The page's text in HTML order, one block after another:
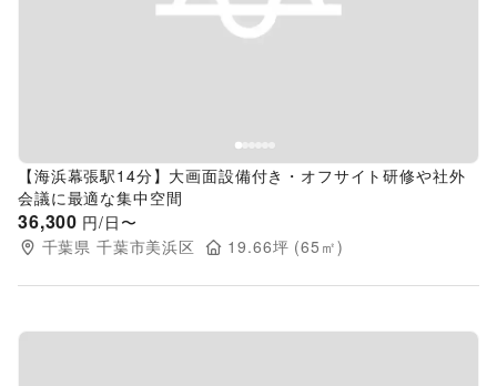
Previous slide
【海浜幕張駅14分】大画面設備付き・オフサイト研修や社外
会議に最適な集中空間
36,300 円/日〜
千葉県 千葉市美浜区 19.66坪 (65 ㎡)